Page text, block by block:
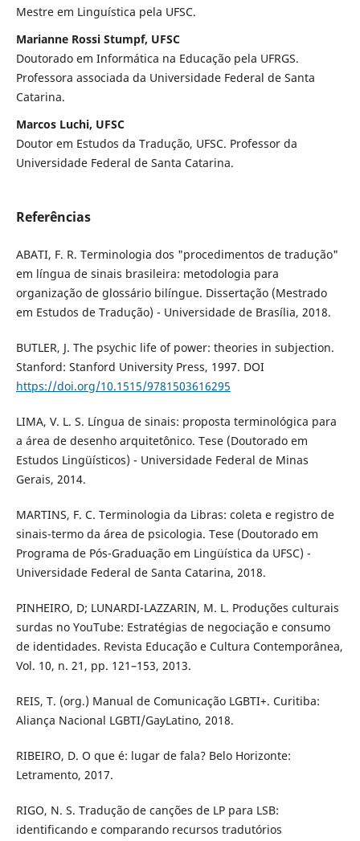
Mestre em Linguística pela UFSC.
Marianne Rossi Stumpf, UFSC
Doutorado em Informática na Educação pela UFRGS.
Professora associada da Universidade Federal de Santa
Catarina.
Marcos Luchi, UFSC
Doutor em Estudos da Tradução, UFSC. Professor da
Universidade Federal de Santa Catarina.
Referências
ABATI, F. R. Terminologia dos "procedimentos de tradução"
em língua de sinais brasileira: metodologia para
organização de glossário bilíngue. Dissertação (Mestrado
em Estudos de Tradução) - Universidade de Brasília, 2018.
BUTLER, J. The psychic life of power: theories in subjection.
Stanford: Stanford University Press, 1997. DOI
https://doi.org/10.1515/9781503616295
LIMA, V. L. S. Língua de sinais: proposta terminológica para
a área de desenho arquitetônico. Tese (Doutorado em
Estudos Lingüísticos) - Universidade Federal de Minas
Gerais, 2014.
MARTINS, F. C. Terminologia da Libras: coleta e registro de
sinais-termo da área de psicologia. Tese (Doutorado em
Programa de Pós-Graduação em Lingüística da UFSC) -
Universidade Federal de Santa Catarina, 2018.
PINHEIRO, D; LUNARDI-LAZZARIN, M. L. Produções culturais
surdas no YouTube: Estratégias de negociação e consumo
de identidades. Revista Educação e Cultura Contemporânea,
Vol. 10, n. 21, pp. 121–153, 2013.
REIS, T. (org.) Manual de Comunicação LGBTI+. Curitiba:
Aliança Nacional LGBTI/GayLatino, 2018.
RIBEIRO, D. O que é: lugar de fala? Belo Horizonte:
Letramento, 2017.
RIGO, N. S. Tradução de canções de LP para LSB:
identificando e comparando recursos tradutórios